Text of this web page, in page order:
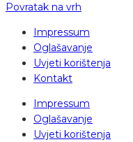
Povratak na vrh
Impressum
Oglašavanje
Uvjeti korištenja
Kontakt
Impressum
Oglašavanje
Uvjeti korištenja